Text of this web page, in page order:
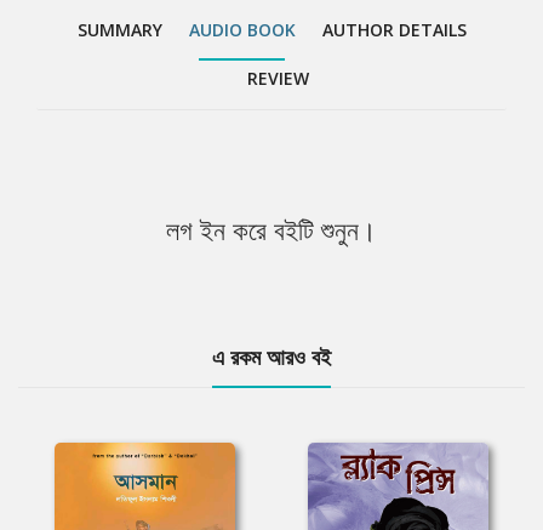
SUMMARY AUDIO BOOK AUTHOR DETAILS
REVIEW
লগ ইন করে বইটি শুনুন।
এ রকম আরও বই